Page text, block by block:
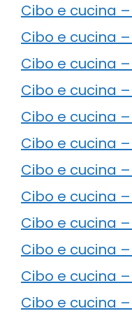
Cibo e cucina
Cibo e cucina
Cibo e cucina
Cibo e cucina
Cibo e cucina
Cibo e cucina
Cibo e cucina
Cibo e cucina
Cibo e cucina
Cibo e cucina
Cibo e cucina
Cibo e cucina